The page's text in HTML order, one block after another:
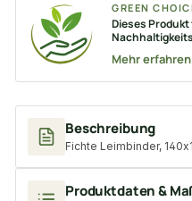
Beschreibung
Fichte Leimbinder,
Produktdaten &
GREEN
Dieses
Mehr erfahren